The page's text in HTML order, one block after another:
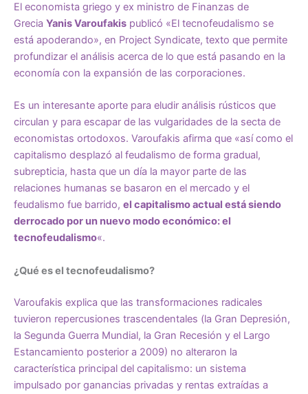
El economista griego y ex ministro de Finanzas de
Grecia Yanis Varoufakis publicó «El tecnofeudalismo se
está apoderando», en Project Syndicate, texto que permite
profundizar el análisis acerca de lo que está pasando en la
economía con la expansión de las corporaciones.
Es un interesante aporte para eludir análisis rústicos que
circulan y para escapar de las vulgaridades de la secta de
economistas ortodoxos. Varoufakis afirma que «así como el
capitalismo desplazó al feudalismo de forma gradual,
subrepticia, hasta que un día la mayor parte de las
relaciones humanas se basaron en el mercado y el
feudalismo fue barrido, el capitalismo actual está siendo
derrocado por un nuevo modo económico: el
tecnofeudalismo«.
¿Qué es el tecnofeudalismo?
Varoufakis explica que las transformaciones radicales
tuvieron repercusiones trascendentales (la Gran Depresión,
la Segunda Guerra Mundial, la Gran Recesión y el Largo
Estancamiento posterior a 2009) no alteraron la
característica principal del capitalismo: un sistema
impulsado por ganancias privadas y rentas extraídas a